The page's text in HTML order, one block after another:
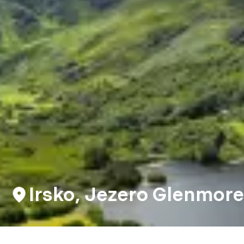
Irsko, Jezero Glenmore